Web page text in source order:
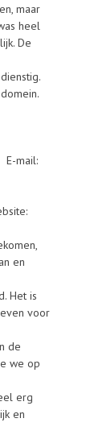
maar
heel
De
en
Het is
voor
de
we op
erg
en